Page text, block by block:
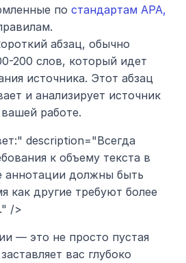
по стандартам APA,
абзац, обычно
200 слов, который идет
источника. Этот абзац
и анализирует источник
работе.
description="Всегда
к объему текста в
аннотации должны быть
как другие требуют более
/>
— это не просто пустая
вас глубоко